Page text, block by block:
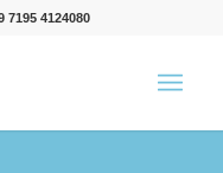
4124080